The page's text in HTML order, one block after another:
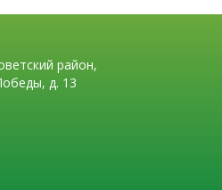
район,
д. 13